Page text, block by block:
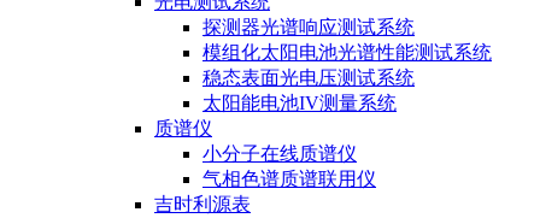
探测器光谱响应测试系统
模组化太阳电池光谱性能测试系统
稳态表面光电压测试系统
太阳能电池IV测量系统
质谱仪
小分子在线质谱仪
气相色谱质谱联用仪
吉时利源表